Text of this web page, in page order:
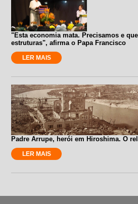
"Esta economia mata. Precisamos e
estruturas", afirma o Papa Francisco
LER MAIS
Padre Arrupe, herói em Hiroshima. O
LER MAIS